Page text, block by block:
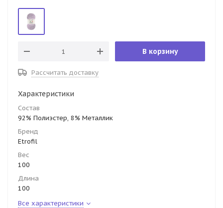
В корзину
Рассчитать доставку
Характеристики
Состав
92% Полиэстер, 8% Металлик
Бренд
Etrofil
Вес
100
Длина
100
Все характеристики